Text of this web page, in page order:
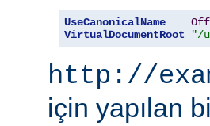
UseCanonicalName
Off
VirtualDocumentRoot
"/
http://
için yapılan